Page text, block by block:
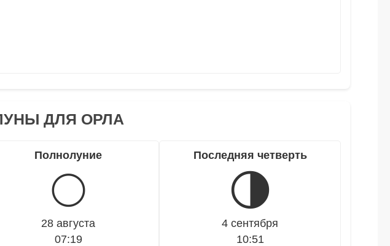
ДЛЯ ОРЛА
Полнолуние
🌕
28 августа
07:19
Последняя четверть
🌗
4 сентября
10:51